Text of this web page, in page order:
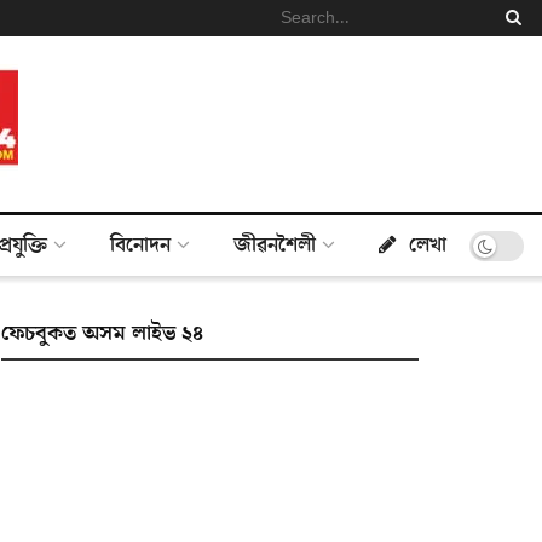
প্ৰযুক্তি বিনোদন জীৱনশৈলী লেখা
ফেচবুকত অসম লাইভ ২৪